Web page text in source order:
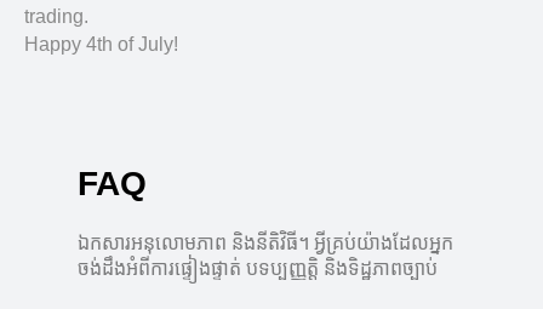
trading.
Happy 4th of July!
FAQ
ឯកសារអនុលោមភាព និងនីតិវិធី។ អ្វីគ្រប់យ៉ាងដែលអ្នក
ចង់ដឹងអំពីការផ្ទៀងផ្ទាត់ បទប្បញ្ញត្តិ និងទិដ្ឋភាពច្បាប់